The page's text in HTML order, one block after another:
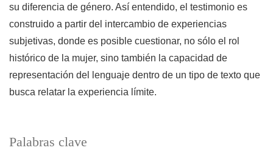
Palabras clave
su diferencia de género. Así entendido, el testimonio es
construido a partir del intercambio de experiencias
subjetivas, donde es posible cuestionar, no sólo el rol
histórico de la mujer, sino también la capacidad de
representación del lenguaje dentro de un tipo de texto que
busca relatar la experiencia límite.